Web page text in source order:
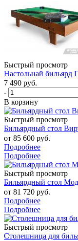
Быстрый просмотр
Настольнай бильярд
7 490 руб.
-
В корзину
Быстрый просмотр
Бильярдный стол
от 85 600 руб.
Подробнее
Подробнее
Быстрый просмотр
Бильярдный стол
от 81 720 руб.
Подробнее
Подробнее
Быстрый просмотр
Столешница для